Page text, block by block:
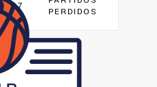
67
PERDIDOS